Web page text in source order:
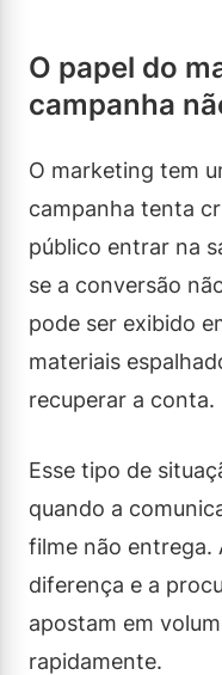
O papel do
campanha
O marketing tem
campanha tenta
público entrar na
se a conversão
pode ser exibido
materiais
recuperar a conta.
Esse tipo de
quando a
filme não entrega.
diferença e a
apostam em
rapidamente.